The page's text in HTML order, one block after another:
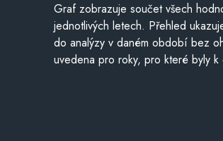
Graf zobrazuje součet všech
jednotlivých letech. Přehled
do analýzy v daném období bez
uvedena pro roky, pro které byly